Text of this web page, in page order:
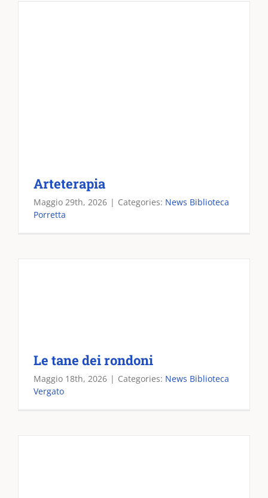
Arteterapia
Maggio 29th, 2026 | Categories: News Biblioteca
Porretta
Le tane dei rondoni
Maggio 18th, 2026 | Categories: News Biblioteca
Vergato